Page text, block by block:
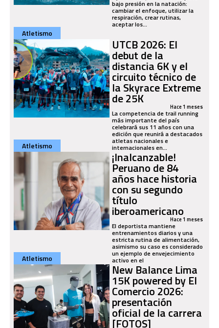
bajo presión en la natación:
cambiar el enfoque, utilizar la
respiración, crear rutinas,
aceptar los...
Atletismo
UTCB 2026: El
debut de la
distancia 6K y el
circuito técnico de
la Skyrace Extreme
de 25K Hace 1 meses
La competencia de trail running
más importante del país
celebrará sus 11 años con una
edición que reunirá a destacados
atletas nacionales e
internacionales en...
Atletismo
¡Inalcanzable!
Peruano de 84
años hace historia
con su segundo
título
iberoamericanoHace 1 meses
El deportista mantiene
entrenamientos diarios y una
estricta rutina de alimentación,
asimismo su caso es considerado
un ejemplo de envejecimiento
activo en el
Atletismo
New Balance Lima
15K powered by El
Comercio 2026:
presentación
oficial de la carrera
[FOTOS]